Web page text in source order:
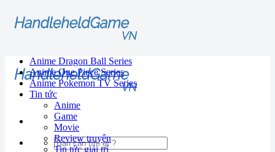
Anime Dragon Ball Series
Anime One Piece Series
Anime Pokemon TV Series
Tin tức
Anime
Game
Movie
Review truyện
Tin tức giải trí